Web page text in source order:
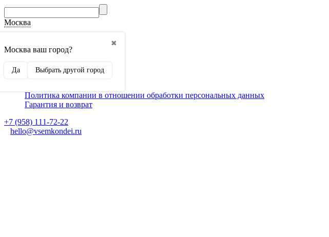
Москва
✖
Москва ваш город?
Да Выбрать другой город
Способы оплаты
Монтаж кондиционеров
Для партнеров
Политика компании в отношении обработки персональных данных
Гарантия и возврат
+7 (958) 111-72-22
hello@vsemkondei.ru